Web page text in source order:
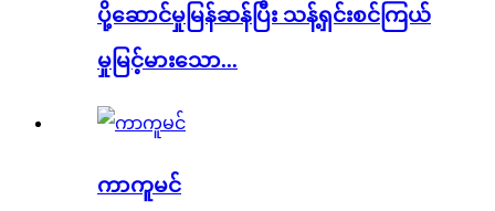
ပို့ဆောင်မှုမြန်ဆန်ပြီး သန့်ရှင်းစင်ကြယ်
မှုမြင့်မားသော...
ကာကူမင်